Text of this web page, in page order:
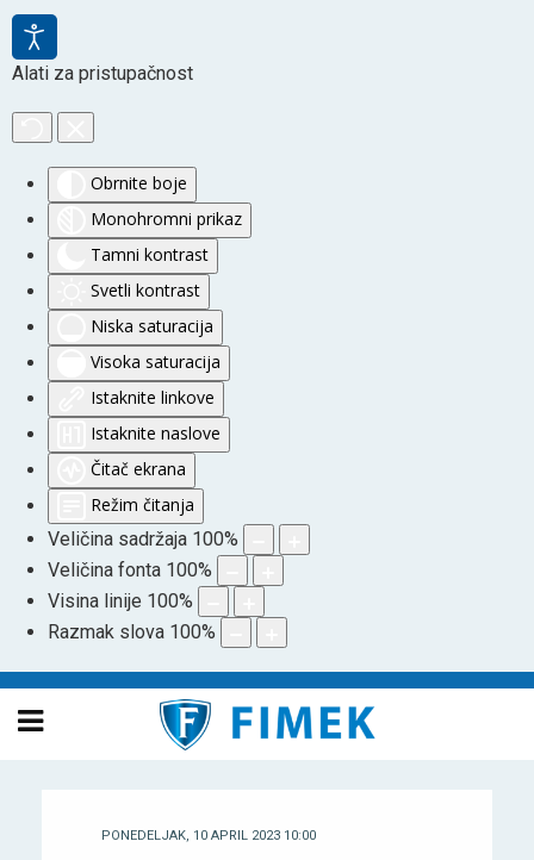
Alati za pristupačnost
Obrnite boje
Monohromni prikaz
Tamni kontrast
Svetli kontrast
Niska saturacija
Visoka saturacija
Istaknite linkove
Istaknite naslove
Čitač ekrana
Režim čitanja
Veličina sadržaja 100%
Veličina fonta 100%
Visina linije 100%
Razmak slova 100%
PONEDELJAK, 10 APRIL 2023 10:00